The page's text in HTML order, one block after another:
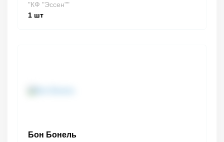
"КФ "Эссен""
1 шт
Бон Бонель